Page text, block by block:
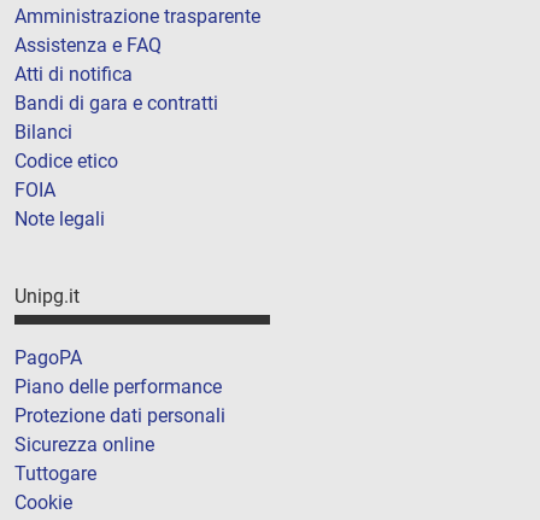
Amministrazione trasparente
Assistenza e FAQ
Atti di notifica
Bandi di gara e contratti
Bilanci
Codice etico
FOIA
Note legali
Unipg.it
PagoPA
Piano delle performance
Protezione dati personali
Sicurezza online
Tuttogare
Cookie